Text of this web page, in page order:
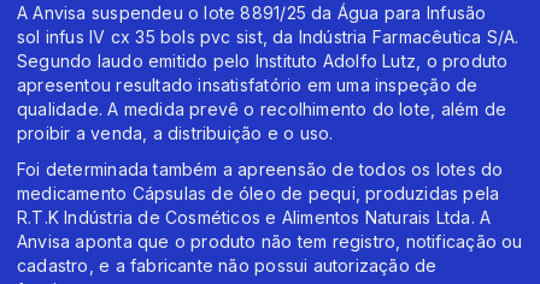
A Anvisa suspendeu o lote 8891/25 da Água para Infusão
sol infus IV cx 35 bols pvc sist, da Indústria Farmacêutica S/A.
Segundo laudo emitido pelo Instituto Adolfo Lutz, o produto
apresentou resultado insatisfatório em uma inspeção de
qualidade. A medida prevê o recolhimento do lote, além de
proibir a venda, a distribuição e o uso.
Foi determinada também a apreensão de todos os lotes do
medicamento Cápsulas de óleo de pequi, produzidas pela
R.T.K Indústria de Cosméticos e Alimentos Naturais Ltda. A
Anvisa aponta que o produto não tem registro, notificação ou
cadastro, e a fabricante não possui autorização de